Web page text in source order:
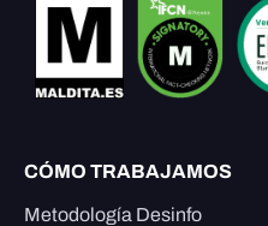
CÓMO TRABAJAMOS
Metodología Desinfo